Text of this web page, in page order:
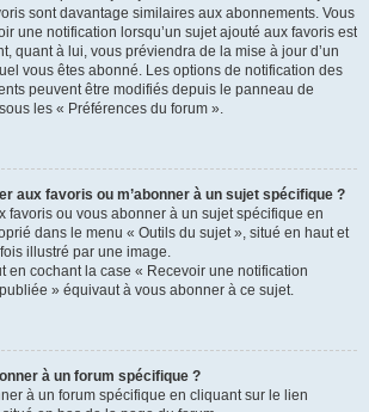
sont davantage similaires aux abonnements. Vous
une notification lorsqu’un sujet ajouté aux favoris est
quant à lui, vous préviendra de la mise à jour d’un
vous êtes abonné. Les options de notification des
peuvent être modifiés depuis le panneau de
les « Préférences du forum ».
aux favoris ou m’abonner à un sujet spécifique ?
favoris ou vous abonner à un sujet spécifique en
dans le menu « Outils du sujet », situé en haut et
illustré par une image.
en cochant la case « Recevoir une notification
» équivaut à vous abonner à ce sujet.
à un forum spécifique ?
à un forum spécifique en cliquant sur le lien